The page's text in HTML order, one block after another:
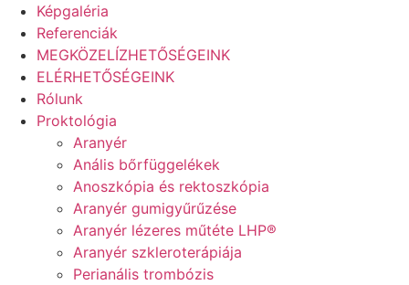
Képgaléria
Referenciák
MEGKÖZELÍZHETŐSÉGEINK
ELÉRHETŐSÉGEINK
Rólunk
Proktológia
Aranyér
Anális bőrfüggelékek
Anoszkópia és rektoszkópia
Aranyér gumigyűrűzése
Aranyér lézeres műtéte LHP®
Aranyér szkleroterápiája
Perianális trombózis